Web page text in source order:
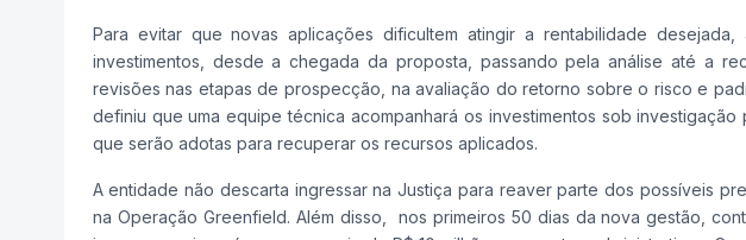
Para evitar que novas aplicações dificultem atingir a rentabilidade
investimentos, desde a chegada da proposta, passando pela análise até a
revisões nas etapas de prospecção, na avaliação do retorno sobre o risco e
definiu que uma equipe técnica acompanhará os investimentos sob
que serão adotas para recuperar os recursos aplicados.
A entidade não descarta ingressar na Justiça para reaver parte dos possíveis
na Operação Greenfield. Além disso, nos primeiros 50 dias da nova gestão,